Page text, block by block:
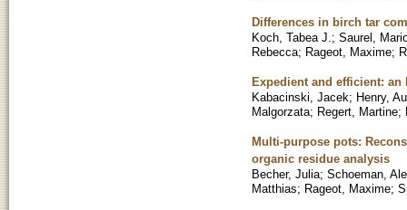
Differences in birch tar
Koch, Tabea J. ; Saurel,
Rebecca; Rageot, Maxime;
Expedient and efficient:
Kabacinski, Jacek; Henry,
Malgorzata; Regert, Martine;
Multi-purpose pots:
organic residue analysis
Becher, Julia; Schoeman,
Matthias; Rageot, Maxime;